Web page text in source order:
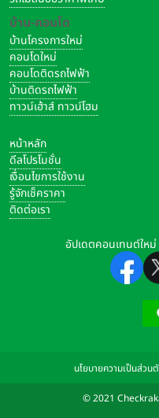
บ้าน-คอนโด
บ้านโครงการใหม่
คอนโดใหม่
คอนโดติดรถไฟฟ้า
บ้านติดรถไฟฟ้า
ทาวน์เฮ้าส์ ทาวน์โฮม
หน้าหลัก
ดีลโปรโมชั่น
เงื่อนไขการใช้งาน
รู้จักเช็คราคา
ติดต่อเรา
อัปเดตคอนเทนต์ให
นโยบายความเป็นส่วน
© 2021